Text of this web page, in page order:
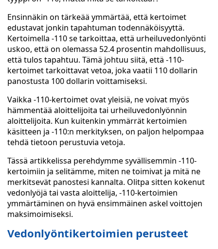
Ensinnäkin on tärkeää ymmärtää, että kertoimet
edustavat jonkin tapahtuman todennäköisyyttä.
Kertoimella -110 se tarkoittaa, että urheiluvedonlyönti
uskoo, että on olemassa 52.4 prosentin mahdollisuus,
että tulos tapahtuu. Tämä johtuu siitä, että -110-
kertoimet tarkoittavat vetoa, joka vaatii 110 dollarin
panostusta 100 dollarin voittamiseksi.
Vaikka -110-kertoimet ovat yleisiä, ne voivat myös
hämmentää aloittelijoita tai urheiluvedonlyönnin
aloittelijoita. Kun kuitenkin ymmärrät kertoimien
käsitteen ja -110:n merkityksen, on paljon helpompaa
tehdä tietoon perustuvia vetoja.
Tässä artikkelissa perehdymme syvällisemmin -110-
kertoimiin ja selitämme, miten ne toimivat ja mitä ne
merkitsevät panostesi kannalta. Olitpa sitten kokenut
vedonlyöjä tai vasta aloittelija, -110-kertoimien
ymmärtäminen on hyvä ensimmäinen askel voittojen
maksimoimiseksi.
Vedonlyöntikertoimien perusteet